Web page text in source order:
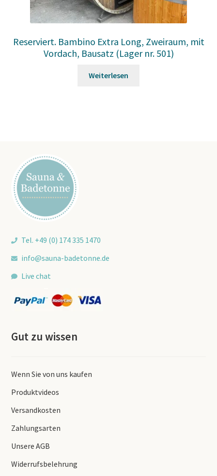
Reserviert. Bambino Extra Long, Zweiraum, mit
Vordach, Bausatz (Lager nr. 501)
Weiterlesen
Tel. +49 (0) 174 335 1470
info@sauna-badetonne.de
Live chat
Gut zu wissen
Wenn Sie von uns kaufen
Produktvideos
Versandkosten
Zahlungsarten
Unsere AGB
Widerrufsbelehrung